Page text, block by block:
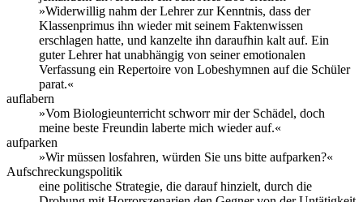
»Widerwillig nahm der Lehrer zur Kenntnis, dass der
Klassenprimus ihn wieder mit seinem Faktenwissen
erschlagen hatte, und kanzelte ihn daraufhin kalt auf. Ein
guter Lehrer hat unabhängig von seiner emotionalen
Verfassung ein Repertoire von Lobeshymnen auf die Schüler
parat.«
auflabern
»Vom Biologieunterricht schworr mir der Schädel, doch
meine beste Freundin laberte mich wieder auf.«
aufparken
»Wir müssen losfahren, würden Sie uns bitte aufparken?«
Aufschreckungspolitik
eine politische Strategie, die darauf hinzielt, durch die